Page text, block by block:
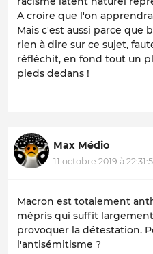
A croire que l'on
Mais c'est aussi parce que
rien à dire sur ce sujet,
réfléchit, en fond tout un
pieds dedans !
Max Médio
11 octobre 2019 à
Macron est totalement
mépris qui suffit
provoquer la détestation.
l'antisémitisme ?